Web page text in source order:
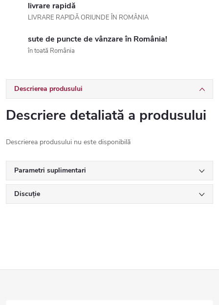
livrare rapidă
LIVRARE RAPIDĂ ORIUNDE ÎN ROMÂNIA
sute de puncte de vânzare în România!
în toată România
Descrierea produsului
Descriere detaliată a produsului
Descrierea produsului nu este disponibilă
Parametri suplimentari
Discuţie